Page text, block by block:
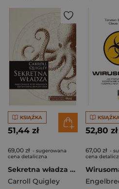
KSIĄŻKA
51,44 zł
69,00 zł - sugerowana
cena detaliczna
Sekretna władza Anglosaskie elity rządzące od Rhodesa do Cliveden
Carroll Quigley
52,80 zł
67,00 zł -
cena